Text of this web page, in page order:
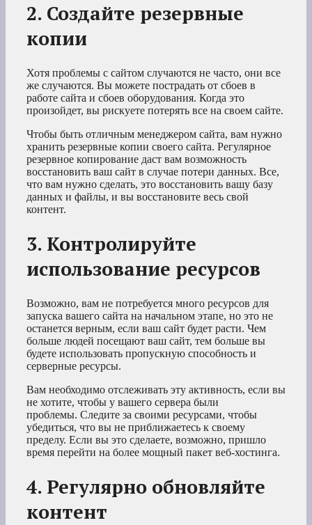
2. Создайте резервные
копии
Хотя проблемы с сайтом случаются не часто, они все
же случаются. Вы можете пострадать от сбоев в
работе сайта и сбоев оборудования. Когда это
произойдет, вы рискуете потерять все на своем сайте.
Чтобы быть отличным менеджером сайта, вам нужно
хранить резервные копии своего сайта. Регулярное
резервное копирование даст вам возможность
восстановить ваш сайт в случае потери данных. Все,
что вам нужно сделать, это восстановить вашу базу
данных и файлы, и вы восстановите весь свой
контент.
3. Контролируйте
использование ресурсов
Возможно, вам не потребуется много ресурсов для
запуска вашего сайта на начальном этапе, но это не
останется верным, если ваш сайт будет расти. Чем
больше людей посещают ваш сайт, тем больше вы
будете использовать пропускную способность и
серверные ресурсы.
Вам необходимо отслеживать эту активность, если вы
не хотите, чтобы у вашего сервера были
проблемы. Следите за своими ресурсами, чтобы
убедиться, что вы не приближаетесь к своему
пределу. Если вы это сделаете, возможно, пришло
время перейти на более мощный пакет веб-хостинга.
4. Регулярно обновляйте
контент